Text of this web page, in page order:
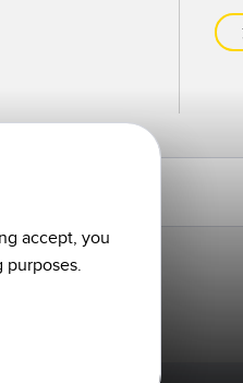
accept, you
purposes.